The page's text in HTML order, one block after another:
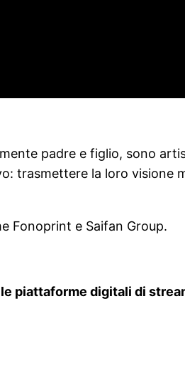
padre e figlio, sono
trasmettere la loro visione
Fonoprint e Saifan Group.
piattaforme digitali di